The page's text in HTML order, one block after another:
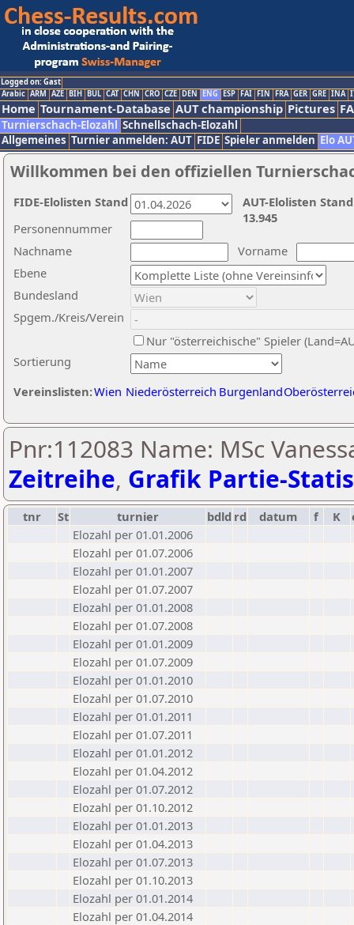
Logged on: Gast
Arabic ARM AZE BIH BUL CAT CHN CRO CZE DEN ENG ESP FAI FIN FRA GER GRE INA
Home Tournament-Database AUT championship Pictures
Turnierschach-Elozahl Schnellschach-Elozahl
Allgemeines Turnier anmelden: AUT FIDE Spieler anmelden Elo
Willkommen bei den offiziellen
Nachname
Vorname
Ebene
Sortierung
Personennummer
Bundesland
Spgem./Kreis/Verein
Nur "österreichische" Spieler
Vereinslisten:Wien Niederösterreich Burgenland
AUT-Elolisten
13.945
FIDE-Elolisten Stand
Pnr:112083 Name: MSc
Zeitreihe, Grafik Partie-
tnr St turnier bdld rd datum f K
Elozahl per 01.01.2006
Elozahl per 01.07.2006
Elozahl per 01.01.2007
Elozahl per 01.07.2007
Elozahl per 01.01.2008
Elozahl per 01.07.2008
Elozahl per 01.01.2009
Elozahl per 01.07.2009
Elozahl per 01.01.2010
Elozahl per 01.07.2010
Elozahl per 01.01.2011
Elozahl per 01.07.2011
Elozahl per 01.01.2012
Elozahl per 01.04.2012
Elozahl per 01.07.2012
Elozahl per 01.10.2012
Elozahl per 01.01.2013
Elozahl per 01.04.2013
Elozahl per 01.07.2013
Elozahl per 01.10.2013
Elozahl per 01.01.2014
Elozahl per 01.04.2014